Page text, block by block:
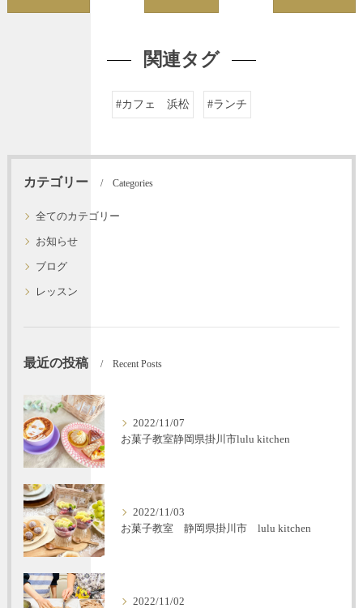
関連タグ
#カフェ 浜松 #ランチ
カテゴリー Categories
全てのカテゴリー
お知らせ
ブログ
レッスン
最近の投稿 Recent Posts
2022/11/07
お菓子教室静岡県掛川市lulu kitchen
2022/11/03
お菓子教室 静岡県掛川市 lulu kitchen
2022/11/02